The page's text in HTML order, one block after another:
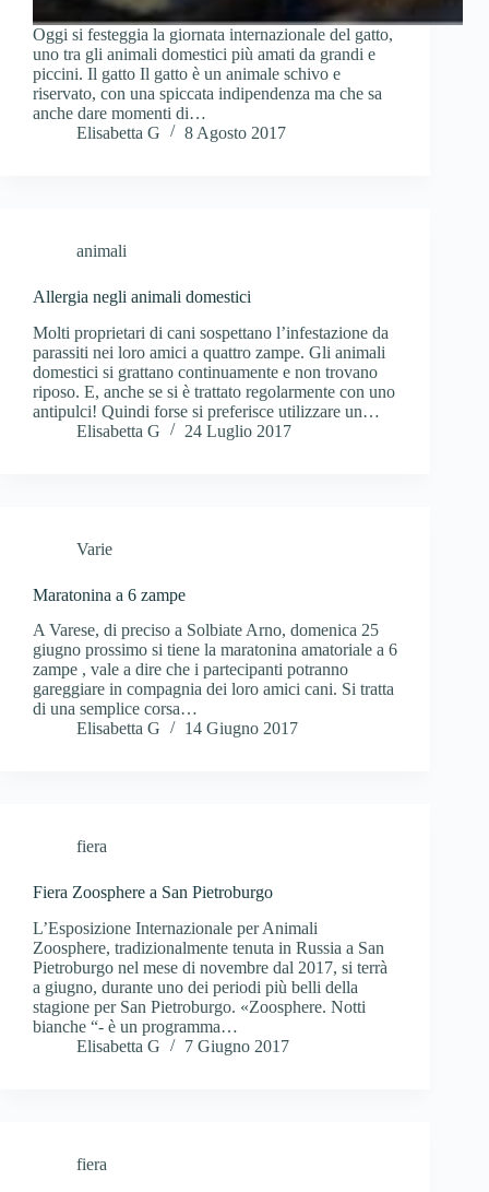
Oggi si festeggia la giornata internazionale del gatto,
uno tra gli animali domestici più amati da grandi e
piccini. Il gatto Il gatto è un animale schivo e
riservato, con una spiccata indipendenza ma che sa
anche dare momenti di…
Elisabetta G
8 Agosto 2017
animali
Allergia negli animali domestici
Molti proprietari di cani sospettano l’infestazione da
parassiti nei loro amici a quattro zampe. Gli animali
domestici si grattano continuamente e non trovano
riposo. E, anche se si è trattato regolarmente con uno
antipulci! Quindi forse si preferisce utilizzare un…
Elisabetta G
24 Luglio 2017
Varie
Maratonina a 6 zampe
A Varese, di preciso a Solbiate Arno, domenica 25
giugno prossimo si tiene la maratonina amatoriale a 6
zampe , vale a dire che i partecipanti potranno
gareggiare in compagnia dei loro amici cani. Si tratta
di una semplice corsa…
Elisabetta G
14 Giugno 2017
fiera
Fiera Zoosphere a San Pietroburgo
L’Esposizione Internazionale per Animali
Zoosphere, tradizionalmente tenuta in Russia a San
Pietroburgo nel mese di novembre dal 2017, si terrà
a giugno, durante uno dei periodi più belli della
stagione per San Pietroburgo. «Zoosphere. Notti
bianche “- è un programma…
Elisabetta G
7 Giugno 2017
fiera